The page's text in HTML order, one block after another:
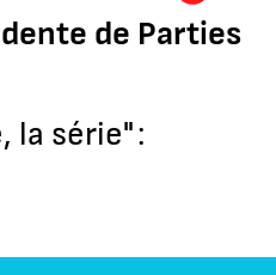
de Parties
la série" :